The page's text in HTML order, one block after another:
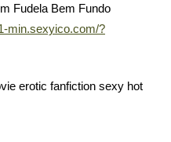
Fudela Bem Fundo
min.sexyico.com/?
erotic fanfiction sexy hot